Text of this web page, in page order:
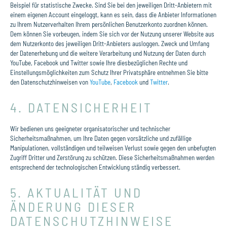
Beispiel für statistische Zwecke. Sind Sie bei den jeweiligen Dritt-Anbietern mit
einem eigenen Account eingeloggt, kann es sein, dass die Anbieter Informationen
zu Ihrem Nutzerverhalten Ihrem persönlichen Benutzerkonto zuordnen können.
Dem können Sie vorbeugen, indem Sie sich vor der Nutzung unserer Website aus
dem Nutzerkonto des jeweiligen Dritt-Anbieters ausloggen. Zweck und Umfang
der Datenerhebung und die weitere Verarbeitung und Nutzung der Daten durch
YouTube, Facebook und Twitter sowie Ihre diesbezüglichen Rechte und
Einstellungsmöglichkeiten zum Schutz Ihrer Privatsphäre entnehmen Sie bitte
den Datenschutzhinweisen vonYouTube, Facebook undTwitter.
4. DATENSICHERHEIT
Wir bedienen uns geeigneter organisatorischer und technischer
Sicherheitsmaßnahmen, um Ihre Daten gegen vorsätzliche und zufällige
Manipulationen, vollständigen und teilweisen Verlust sowie gegen den unbefugten
Zugriff Dritter und Zerstörung zu schützen. Diese Sicherheitsmaßnahmen werden
entsprechend der technologischen Entwicklung ständig verbessert.
5. AKTUALITÄT UND
ÄNDERUNG DIESER
DATENSCHUTZHINWEISE